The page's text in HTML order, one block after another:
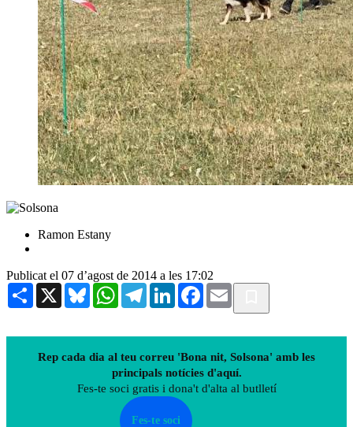
Ramon Estany
Publicat el 07 d’agost de 2014 a les 17:02
Share X BlueskyWhatsAppTelegramLinkedInFacebook
Email
Rep cada dia al teu correu 'Bona nit, Solsona' amb les
principals notícies d'aquí.
Fes-te soci gratis i dona't d'alta al butlletí
Fes-te soci